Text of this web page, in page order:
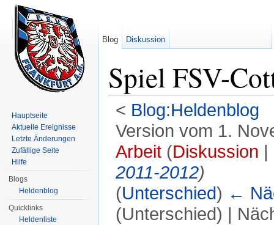
Spiel FSV-
< Blog:Heldenblog
Version vom 1.
Arbeit (Diskussion |
2011-2012)
(Unterschied) ←
(Unterschied) |
Blog Diskussion
Hauptseite
Aktuelle Ereignisse
Letzte Änderungen
Zufällige Seite
Hilfe
Blogs
Heldenblog
Quicklinks
Heldenliste